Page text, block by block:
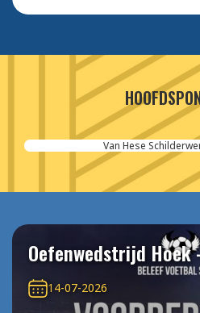
Van Hese
Oefenwedstrijd Hoek
14-07-2026